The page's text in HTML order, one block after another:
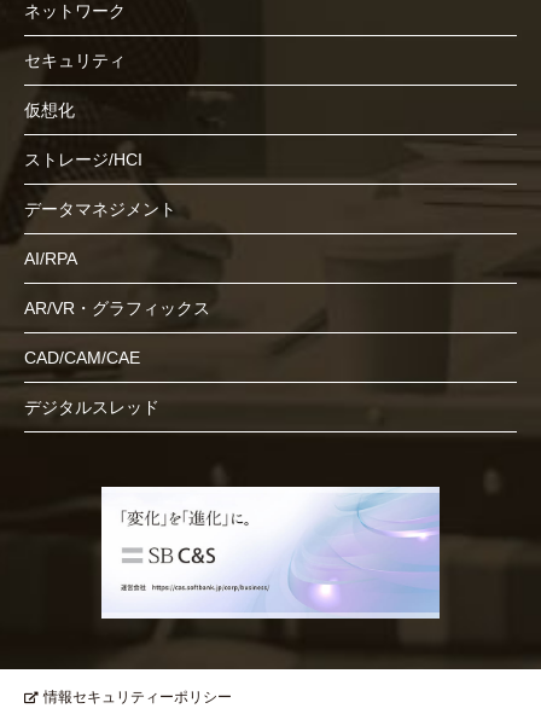
ネットワーク
セキュリティ
仮想化
ストレージ/HCI
データマネジメント
AI/RPA
AR/VR・グラフィックス
CAD/CAM/CAE
デジタルスレッド
情報セキュリティーポリシー